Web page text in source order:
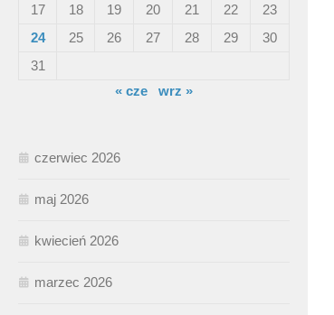
17
18 19 20 21 22
23
24
25 26 27 28 29
30
31
« cze
wrz »
czerwiec 2026
maj 2026
kwiecień 2026
marzec 2026